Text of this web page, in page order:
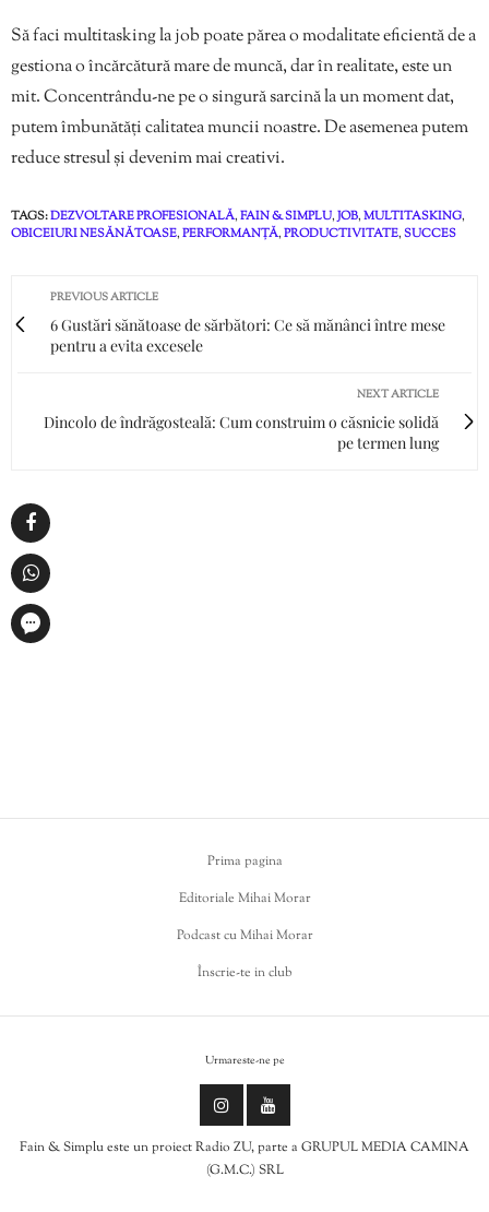
Să faci multitasking la job poate părea o modalitate eficientă de a
gestiona o încărcătură mare de muncă, dar în realitate, este un
mit. Concentrându-ne pe o singură sarcină la un moment dat,
putem îmbunătăți calitatea muncii noastre. De asemenea putem
reduce stresul și devenim mai creativi.
TAGS:DEZVOLTARE PROFESIONALĂ,FAIN & SIMPLU,JOB,MULTITASKING,
OBICEIURI NESĂNĂTOASE,PERFORMANȚĂ,PRODUCTIVITATE,SUCCES
PREVIOUS ARTICLE
6 Gustări sănătoase de sărbători: Ce să mănânci între mese
pentru a evita excesele
NEXT ARTICLE
Dincolo de îndrăgosteală: Cum construim o căsnicie solidă
pe termen lung
Prima pagina
Editoriale Mihai Morar
Podcast cu Mihai Morar
Înscrie-te in club
Urmareste-ne pe
Fain & Simplu este un proiect Radio ZU, parte a GRUPUL MEDIA CAMINA
(G.M.C.) SRL